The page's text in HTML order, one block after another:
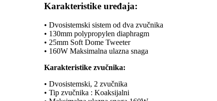
Karakteristike uređaja:
• Dvosistemski sistem od dva zvučnika
• 130mm polypropylen diaphragm
• 25mm Soft Dome Tweeter
• 160W Maksimalna ulazna snaga
Karakteristike zvučnika:
• Dvosistemski, 2 zvučnika
• Tip zvučnika : Koaksijalni